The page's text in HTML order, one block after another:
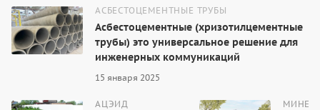
АСБЕСТОЦЕМЕНТНЫЕ ТРУБЫ
15 января 2025
Асбестоцементные (хризотилцементные
трубы) это универсальное решение для
инженерных коммуникаций
АЦЭИД